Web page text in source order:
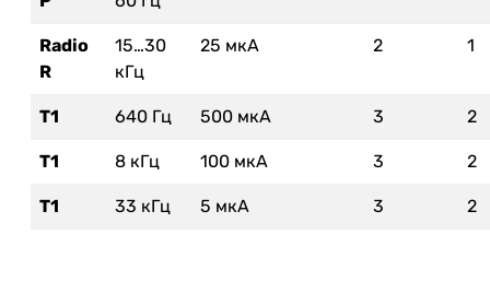
Radio
R
15…30
кГц
25 мкA 2 1
T1 640 Гц 500 мкA 3 2
T1 8 кГц 100 мкA 3 2
T1 33 кГц 5 мкA 3 2